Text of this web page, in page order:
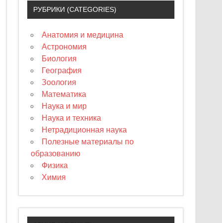
РУБРИКИ (CATEGORIES)
Анатомия и медицина
Астрономия
Биология
География
Зоология
Математика
Наука и мир
Наука и техника
Нетрадиционная наука
Полезные материалы по
образованию
Физика
Химия